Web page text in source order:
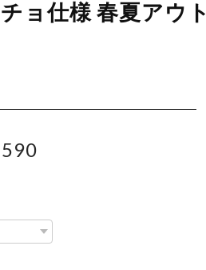
ョ仕様 春夏アウト